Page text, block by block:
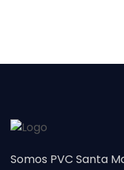
Somos PVC Santa